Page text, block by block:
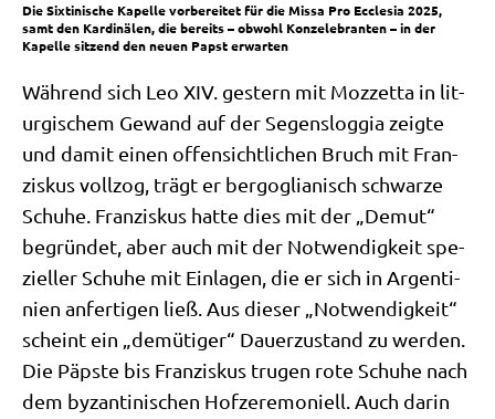
Die Six­ti­ni­sche Kapel­le vor­be­rei­tet für die Mis­sa Pro Eccle­sia 2025,
samt den Kar­di­nä­len, die bereits – obwohl Kon­ze­le­bran­ten – in der
Kapel­le sit­zend den neu­en Papst erwarten
Wäh­rend sich Leo XIV. gestern mit Moz­zet­ta in lit­
ur­gi­schem Gewand auf der Segens­log­gia zeig­te
und damit einen offen­sicht­li­chen Bruch mit Fran­
zis­kus voll­zog, trägt er berg­o­glia­nisch schwar­ze
Schu­he. Fran­zis­kus hat­te dies mit der „Demut“
begrün­det, aber auch mit der Not­wen­dig­keit spe­
zi­el­ler Schu­he mit Ein­la­gen, die er sich in Argen­ti­
ni­en anfer­ti­gen ließ. Aus die­ser „Not­wen­dig­keit“
scheint ein „demü­ti­ger“ Dau­er­zu­stand zu wer­den.
Die Päp­ste bis Fran­zis­kus tru­gen rote Schu­he nach
dem byzan­ti­ni­schen Hof­ze­re­mo­ni­ell. Auch dar­in